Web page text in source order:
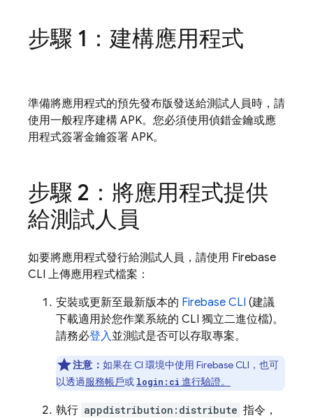
步驟 1：建構應用程式
準備將應用程式的預先發布版發送給測試人員時，請
使用一般程序建構 APK。您必須使用偵錯金鑰或應
用程式簽署金鑰簽署 APK。
步驟 2：將應用程式提供
給測試人員
如要將應用程式發行給測試人員，請使用 Firebase
CLI 上傳應用程式檔案：
安裝或更新至最新版本的 Firebase CLI (建議
下載適用於您作業系統的 CLI 獨立二進位檔)。
請務必登入並測試是否可以存取專案。
注意： 如果在 CI 環境中使用 Firebase CLI，也可
以透過服務帳戶或 login:ci 進行驗證。
執行 appdistribution:distribute 指令，